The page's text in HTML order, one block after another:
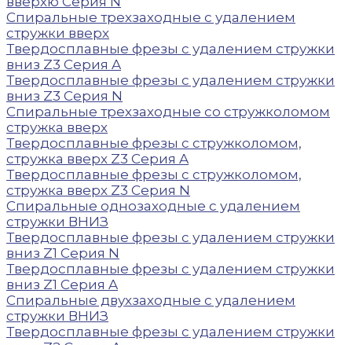
Спиральные трехзаходные с удалением
стружки вверх
Твердосплавные фрезы с удалением стружки
вниз Z3 Серия A
Твердосплавные фрезы с удалением стружки
вниз Z3 Серия N
Спиральные трехзаходные со стружколомом
стружка вверх
Твердосплавные фрезы с стружколомом,
стружка вверх Z3 Серия A
Твердосплавные фрезы с стружколомом,
стружка вверх Z3 Серия N
Спиральные однозаходные с удалением
стружки ВНИЗ
Твердосплавные фрезы с удалением стружки
вниз Z1 Серия N
Твердосплавные фрезы с удалением стружки
вниз Z1 Серия A
Спиральные двухзаходные с удалением
стружки ВНИЗ
Твердосплавные фрезы с удалением стружки